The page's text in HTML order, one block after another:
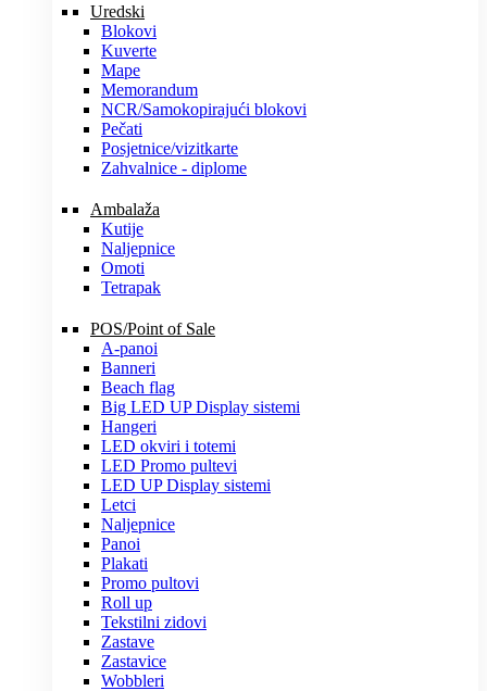
Uredski
Blokovi
Kuverte
Mape
Memorandum
NCR/Samokopirajući blokovi
Pečati
Posjetnice/vizitkarte
Zahvalnice - diplome
Ambalaža
Kutije
Naljepnice
Omoti
Tetrapak
POS/Point of Sale
A-panoi
Banneri
Beach flag
Big LED UP Display sistemi
Hangeri
LED okviri i totemi
LED Promo pultevi
LED UP Display sistemi
Letci
Naljepnice
Panoi
Plakati
Promo pultovi
Roll up
Tekstilni zidovi
Zastave
Zastavice
Wobbleri